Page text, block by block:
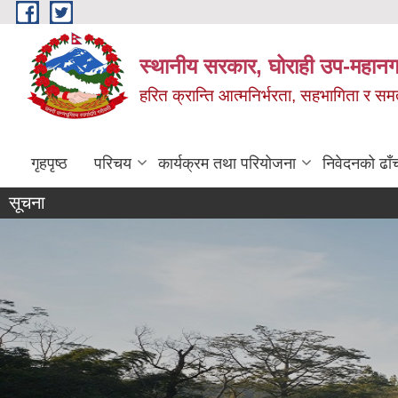
Skip to main content
स्थानीय सरकार, घोराही उप-
हरित क्रान्ति आत्मनिर्भरता, सहभागिता र
गृहपृष्ठ परिचय कार्यक्रम तथा परियोजना निवेदनको
सूचना